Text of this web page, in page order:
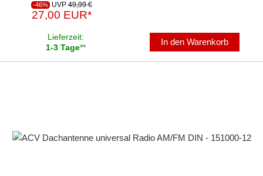
-46% UVP 49,99 €
27,00 EUR*
Lieferzeit:
1-3 Tage**
In den Warenkorb